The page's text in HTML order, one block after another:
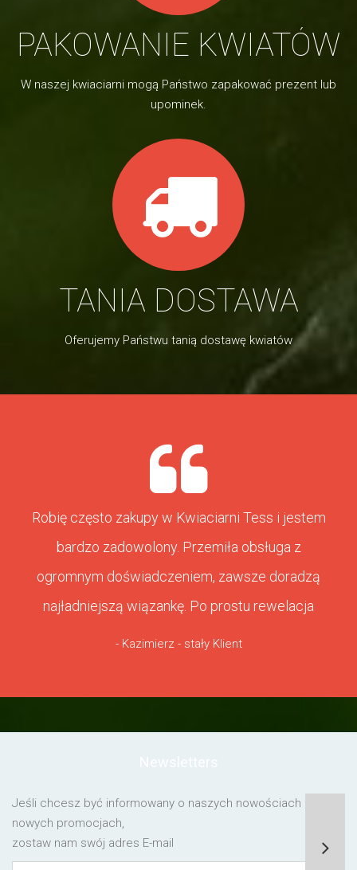
PAKOWANIE KWIATÓW
W naszej kwiaciarni mogą Państwo zapakować prezent lub
upominek.
TANIA DOSTAWA
Oferujemy Państwu tanią dostawę kwiatów
Robię często zakupy w Kwiaciarni Tess i jestem
bardzo zadowolony. Przemiła obsługa z
ogromnym doświadczeniem, zawsze doradzą
najładniejszą wiązankę. Po prostu rewelacja
- Kazimierz - stały Klient
Jeśli chcesz być informowany o naszych nowościach lub o
nowych promocjach,
zostaw nam swój adres E-mail